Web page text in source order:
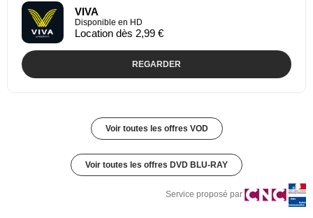
VIVA
Disponible en HD
Location dès 2,99 €
REGARDER
Voir toutes les offres VOD
Voir toutes les offres DVD BLU-RAY
Service proposé par